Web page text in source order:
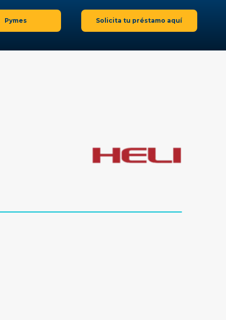
Pymes Solicita tu préstamo aquí